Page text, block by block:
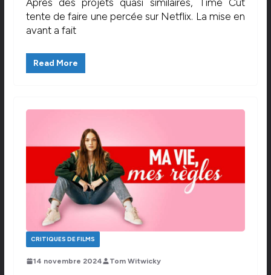
Après des projets quasi similaires, Time Cut
tente de faire une percée sur Netflix. La mise en
avant a fait
Read More
CRITIQUES DE FILMS
14 novembre 2024 Tom Witwicky